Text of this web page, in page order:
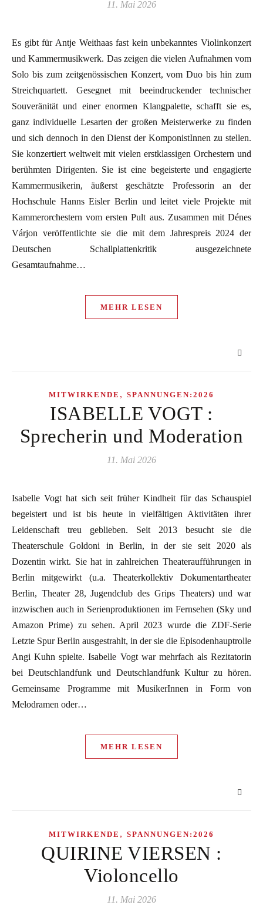
11. Mai 2026
Es gibt für Antje Weithaas fast kein unbekanntes Violinkonzert
und Kammermusikwerk. Das zeigen die vielen Aufnahmen vom
Solo bis zum zeitgenössischen Konzert, vom Duo bis hin zum
Streichquartett. Gesegnet mit beeindruckender technischer
Souveränität und einer enormen Klangpalette, schafft sie es,
ganz individuelle Lesarten der großen Meisterwerke zu finden
und sich dennoch in den Dienst der KomponistInnen zu stellen.
Sie konzertiert weltweit mit vielen erstklassigen Orchestern und
berühmten Dirigenten. Sie ist eine begeisterte und engagierte
Kammermusikerin, äußerst geschätzte Professorin an der
Hochschule Hanns Eisler Berlin und leitet viele Projekte mit
Kammerorchestern vom ersten Pult aus. Zusammen mit Dénes
Várjon veröffentlichte sie die mit dem Jahrespreis 2024 der
Deutschen Schallplattenkritik ausgezeichnete
Gesamtaufnahme…
MEHR LESEN
MITWIRKENDE , SPANNUNGEN:2026
ISABELLE VOGT :
Sprecherin und Moderation
11. Mai 2026
Isabelle Vogt hat sich seit früher Kindheit für das Schauspiel
begeistert und ist bis heute in vielfältigen Aktivitäten ihrer
Leidenschaft treu geblieben. Seit 2013 besucht sie die
Theaterschule Goldoni in Berlin, in der sie seit 2020 als
Dozentin wirkt. Sie hat in zahlreichen Theateraufführungen in
Berlin mitgewirkt (u.a. Theaterkollektiv Dokumentartheater
Berlin, Theater 28, Jugendclub des Grips Theaters) und war
inzwischen auch in Serienproduktionen im Fernsehen (Sky und
Amazon Prime) zu sehen. April 2023 wurde die ZDF-Serie
Letzte Spur Berlin ausgestrahlt, in der sie die Episodenhauptrolle
Angi Kuhn spielte. Isabelle Vogt war mehrfach als Rezitatorin
bei Deutschlandfunk und Deutschlandfunk Kultur zu hören.
Gemeinsame Programme mit MusikerInnen in Form von
Melodramen oder…
MEHR LESEN
MITWIRKENDE , SPANNUNGEN:2026
QUIRINE VIERSEN :
Violoncello
11. Mai 2026